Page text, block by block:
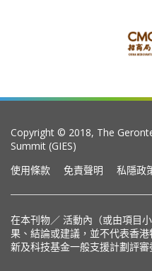
Copyright © 2018, The
Summit (GIES)
使用條款
免責聲明 私隱政
在本刊物／ 活動內（或由項目
果、結論或建議，並不代表香
新及科技基金一般支援計劃評審